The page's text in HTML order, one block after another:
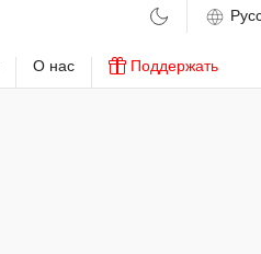
О нас Поддержать